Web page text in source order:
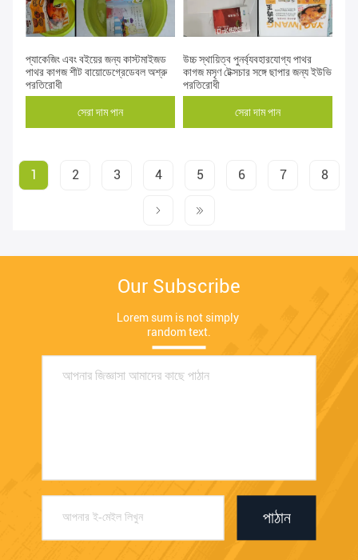
প্যাকেজিং এবং বইয়ের জন্য কাস্টমাইজড
পাথর কাগজ শীট বায়োডেগ্রেডেবল অশ্রু
প্রতিরোধী
সেরা দাম পান
উচ্চ স্থায়িত্ব পুনর্ব্যবহারযোগ্য পাথর
কাগজ মসৃণ টেক্সচার সঙ্গে ছাপার জন্য ইউভি
প্রতিরোধী
সেরা দাম পান
1 2 3 4 5 6 7 8
Our Subscribe
Lorem sum is not simply
random text.
পাঠান